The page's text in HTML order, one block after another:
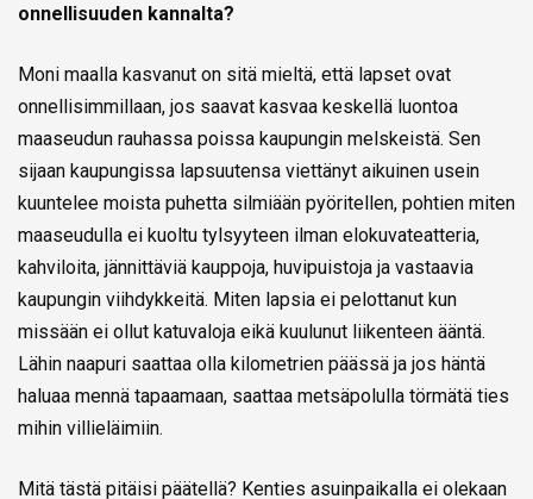
onnellisuuden kannalta?
Moni maalla kasvanut on sitä mieltä, että lapset ovat
onnellisimmillaan, jos saavat kasvaa keskellä luontoa
maaseudun rauhassa poissa kaupungin melskeistä. Sen
sijaan kaupungissa lapsuutensa viettänyt aikuinen usein
kuuntelee moista puhetta silmiään pyöritellen, pohtien miten
maaseudulla ei kuoltu tylsyyteen ilman elokuvateatteria,
kahviloita, jännittäviä kauppoja, huvipuistoja ja vastaavia
kaupungin viihdykkeitä. Miten lapsia ei pelottanut kun
missään ei ollut katuvaloja eikä kuulunut liikenteen ääntä.
Lähin naapuri saattaa olla kilometrien päässä ja jos häntä
haluaa mennä tapaamaan, saattaa metsäpolulla törmätä ties
mihin villieläimiin.
Mitä tästä pitäisi päätellä? Kenties asuinpaikalla ei olekaan